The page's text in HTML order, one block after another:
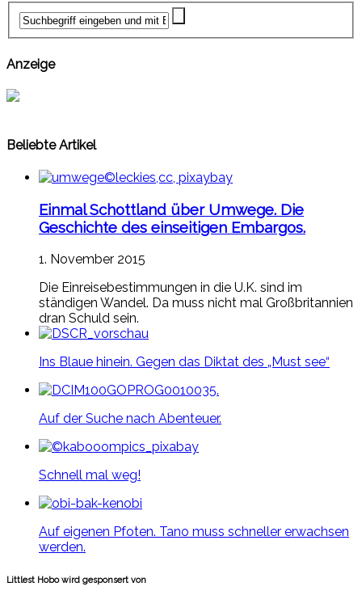
Anzeige
Beliebte Artikel
Einmal Schottland über Umwege. Die
Geschichte des einseitigen Embargos.
1. November 2015
Die Einreisebestimmungen in die U.K. sind im
ständigen Wandel. Da muss nicht mal Großbritannien
dran Schuld sein.
Ins Blaue hinein. Gegen das Diktat des „Must see“
Auf der Suche nach Abenteuer.
Schnell mal weg!
Auf eigenen Pfoten. Tano muss schneller erwachsen
werden.
Littlest Hobo wird gesponsert von